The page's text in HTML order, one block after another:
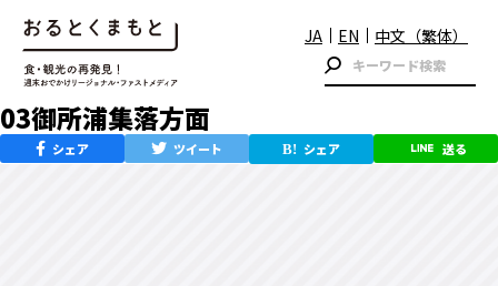
JA EN 中文（繁体）
03御所浦集落方面
シェア ツイート シェア 送る